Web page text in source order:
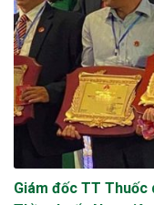
Giám đốc TT Thuốc